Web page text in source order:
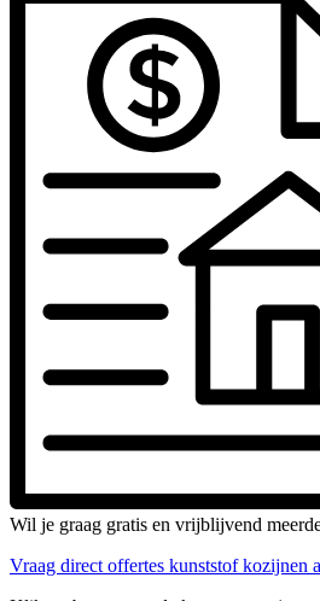
Wil je graag gratis en vrijblijvend
Vraag direct offertes kunststof kozijnen